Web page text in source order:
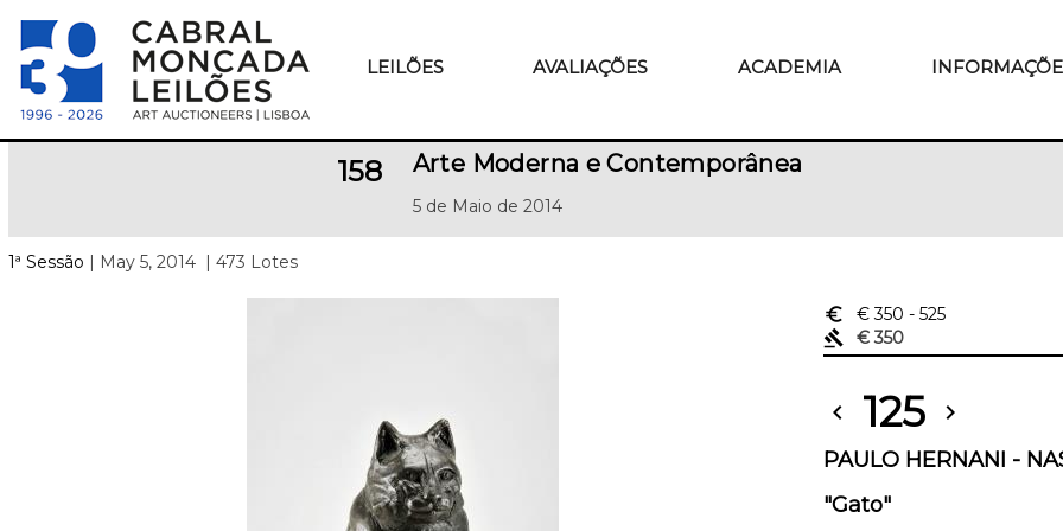
LEILÕES AVALIAÇÕES ACADEMIA
158 Arte Moderna e Contemporânea
5 de Maio de 2014
1ª Sessão | May 5, 2014 | 473 Lotes
euro_symbol € 350 - 525
gavel
€ 350
chevron_left 125 chevron_right
PAULO HERNANI -
"Gato"